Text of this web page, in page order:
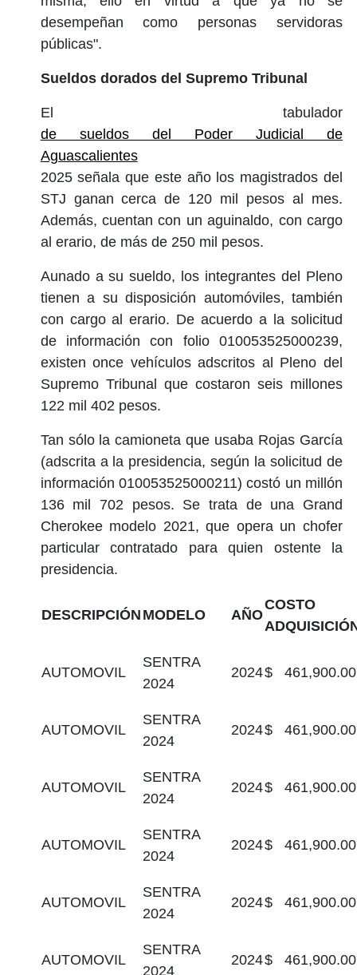
desempeñan como personas servidoras
públicas".
Sueldos dorados del Supremo Tribunal
El tabulador
de sueldos del Poder Judicial de
Aguascalientes
2025 señala que este año los magistrados del
STJ ganan cerca de 120 mil pesos al mes.
Además, cuentan con un aguinaldo, con cargo
al erario, de más de 250 mil pesos.
Aunado a su sueldo, los integrantes del Pleno
tienen a su disposición automóviles, también
con cargo al erario. De acuerdo a la solicitud
de información con folio 010053525000239,
existen once vehículos adscritos al Pleno del
Supremo Tribunal que costaron seis millones
122 mil 402 pesos.
Tan sólo la camioneta que usaba Rojas García
(adscrita a la presidencia, según la solicitud de
información 010053525000211) costó un millón
136 mil 702 pesos. Se trata de una Grand
Cherokee modelo 2021, que opera un chofer
particular contratado para quien ostente la
presidencia.
DESCRIPCIÓN MODELO AÑO
COSTO
AUTOMOVIL
SENTRA
2024
2024$ 461,900.00
AUTOMOVIL
SENTRA
2024
2024$ 461,900.00
AUTOMOVIL
SENTRA
2024
2024$ 461,900.00
AUTOMOVIL
SENTRA
2024
2024$ 461,900.00
AUTOMOVIL
SENTRA
2024
2024$ 461,900.00
AUTOMOVIL
SENTRA
2024
2024$ 461,900.00